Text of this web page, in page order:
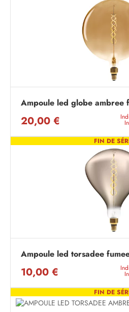
Ampoule led globe ambree
20,00 €
FIN DE
Ampoule led torsadee
10,00 €
FIN DE